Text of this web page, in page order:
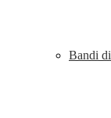
Bandi